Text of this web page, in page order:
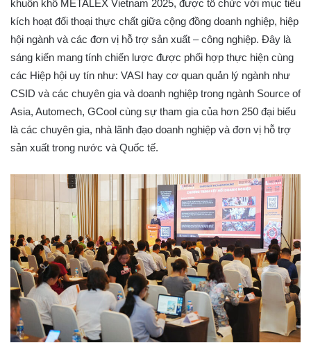
khuôn khổ METALEX Vietnam 2025, được tổ chức với mục tiêu
kích hoạt đối thoại thực chất giữa cộng đồng doanh nghiệp, hiệp
hội ngành và các đơn vị hỗ trợ sản xuất – công nghiệp. Đây là
sáng kiến mang tính chiến lược được phối hợp thực hiện cùng
các Hiệp hội uy tín như: VASI hay cơ quan quản lý ngành như
CSID và các chuyên gia và doanh nghiệp trong ngành Source of
Asia, Automech, GCool cùng sự tham gia của hơn 250 đại biểu
là các chuyên gia, nhà lãnh đạo doanh nghiệp và đơn vị hỗ trợ
sản xuất trong nước và Quốc tế.